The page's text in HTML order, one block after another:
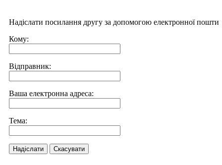
Надіслати посилання другу за допомогою електронної пошти
Кому:
Відправник:
Ваша електронна адреса:
Тема:
Надіслати Скасувати